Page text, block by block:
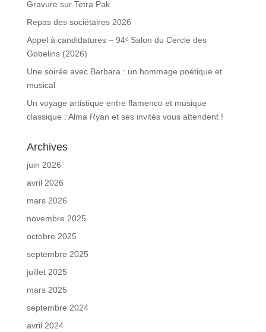
Gravure sur Tetra Pak
Repas des sociétaires 2026
Appel à candidatures – 94ᵉ Salon du Cercle des
Gobelins (2026)
Une soirée avec Barbara : un hommage poétique et
musical
Un voyage artistique entre flamenco et musique
classique : Alma Ryan et ses invités vous attendent !
Archives
juin 2026
avril 2026
mars 2026
novembre 2025
octobre 2025
septembre 2025
juillet 2025
mars 2025
septembre 2024
avril 2024